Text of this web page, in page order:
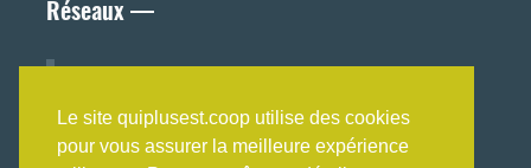
Le site quiplusest.coop utilise des cookies
pour vous assurer la meilleure expérience
Réseaux —
Nos partenaires et réseaux